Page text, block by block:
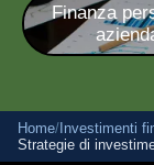
Finanza
Home/ Investimenti
Strategie di